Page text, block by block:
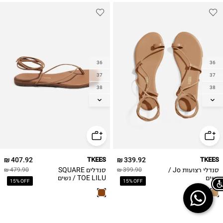
36
37
38
39
42
339.92 ₪
399.90 ₪
15% OFF
TKEES
סנדלי רצועות Jo /
נשים
36
37
38
39
42
407.92 ₪
479.90 ₪
15% OFF
TKEES
סנדלים SQUARE
TOE LILU / נשים
Chat on WhatsApp